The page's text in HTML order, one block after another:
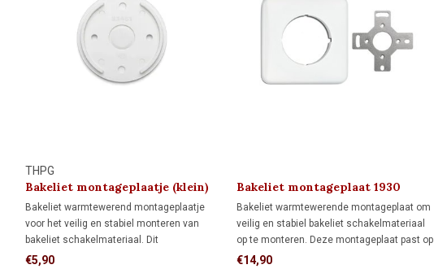
THPG
Bakeliet montageplaatje (klein)
1930
Bakeliet warmtewerend montageplaatje
voor het veilig en stabiel monteren van
bakeliet schakelmateriaal. Dit
montageplaatje is uitsluitend geschikt voor
€5,90
Bakeliet montageplaat 1930
Bakeliet warmtewerende montageplaat om
veilig en stabiel bakeliet schakelmateriaal
op te monteren. Deze montageplaat past op
1 inbouwdoos, maar kan ook direct op de
€14,90